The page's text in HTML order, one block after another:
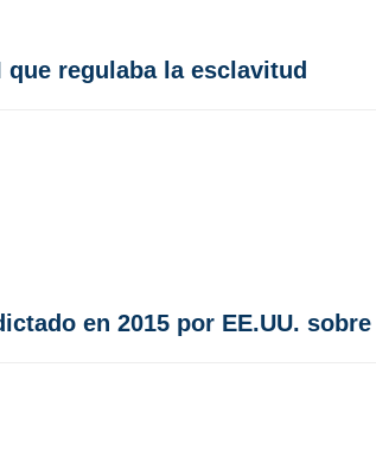
regulaba la esclavitud
en 2015 por EE.UU. sobre